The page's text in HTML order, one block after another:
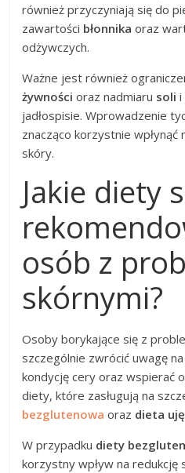
również przyczyniają się do
zawartości błonnika oraz
odżywczych.
Ważne jest również
żywności oraz nadmiaru soli i
jadłospisie. Wprowadzenie
znacząco korzystnie
skóry.
Jakie diety
osób z
skórnymi?
Osoby borykające się z
szczególnie zwrócić uwagę
kondycję cery oraz wspierać
diety, które zasługują na
bezglutenowa oraz dieta
W przypadku diety
korzystny wpływ na redukcję